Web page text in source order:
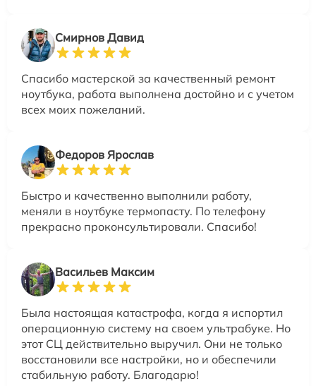
Смирнов Давид
Спасибо мастерской за качественный ремонт
ноутбука, работа выполнена достойно и с учетом
всех моих пожеланий.
Федоров Ярослав
Быстро и качественно выполнили работу,
меняли в ноутбуке термопасту. По телефону
прекрасно проконсультировали. Спасибо!
Васильев Максим
Была настоящая катастрофа, когда я испортил
операционную систему на своем ультрабуке. Но
этот СЦ действительно выручил. Они не только
восстановили все настройки, но и обеспечили
стабильную работу. Благодарю!